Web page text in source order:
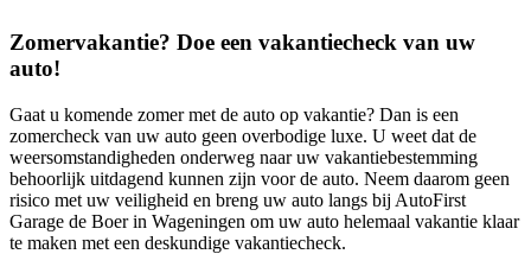
Zomervakantie? Doe een vakantiecheck van uw
auto!
Gaat u komende zomer met de auto op vakantie? Dan is een
zomercheck van uw auto geen overbodige luxe. U weet dat de
weersomstandigheden onderweg naar uw vakantiebestemming
behoorlijk uitdagend kunnen zijn voor de auto. Neem daarom geen
risico met uw veiligheid en breng uw auto langs bij AutoFirst
Garage de Boer in Wageningen om uw auto helemaal vakantie klaar
te maken met een deskundige vakantiecheck.